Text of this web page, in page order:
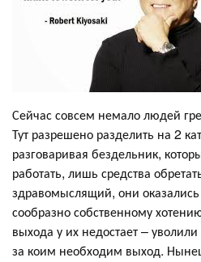
Сейчас совсем немало людей
Тут разрешено разделить на 2
разговаривая бездельник,
работать, лишь средства
здравомыслящий, они
сообразно собственному
выхода у их недостает –
за коим необходим выход.